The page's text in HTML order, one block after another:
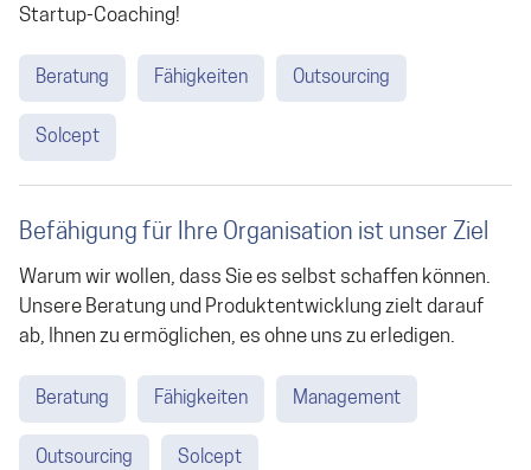
Startup-Coaching!
Beratung Fähigkeiten Outsourcing
Solcept
Befähigung für Ihre Organisation ist unser Ziel
Warum wir wollen, dass Sie es selbst schaffen können.
Unsere Beratung und Produktentwicklung zielt darauf
ab, Ihnen zu ermöglichen, es ohne uns zu erledigen.
Beratung Fähigkeiten Management
Outsourcing Solcept